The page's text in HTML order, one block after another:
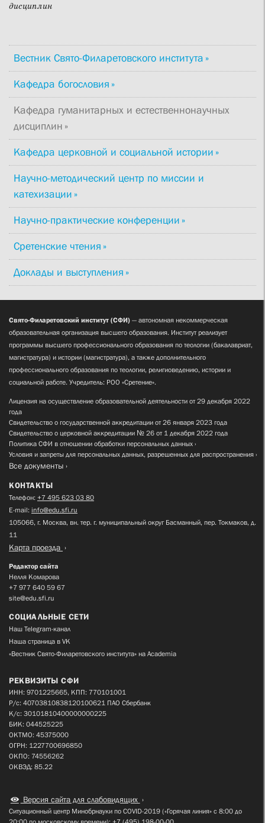
дисциплин
Вестник Свято-Филаретовского института
Кафедра богословия
Кафедра гуманитарных и естественнонаучных
дисциплин
Кафедра церковной и социальной истории
Научно-методический центр по миссии и
катехизации
Научно-практические конференции
Сретенские чтения
Доклады и выступления
Свято-Филаретовский институт (СФИ) — автономная некоммерческая
образовательная организация высшего образования. Институт реализует
программы высшего профессионального образования по теологии (бакалавриат,
магистратура) и истории (магистратура), а также дополнительного
профессионального образования по теологии, религиоведению, истории и
социальной работе. Учредитель: РОО «Сретение».
Лицензия на осуществление образовательной деятельности от 29 декабря 2022
года
Свидетельство о государственной аккредитации от 26 января 2023 года
Свидетельство о церковной аккредитации № 26 от 1 декабря 2022 года
Политика СФИ в отношении обработки персональных данных
Условия и запреты для персональных данных, разрешенных для распространения
Все документы
КОНТАКТЫ
Телефон: +7 495 623 03 80
E-mail: info@edu.sfi.ru
105066, г. Москва, вн. тер. г. муниципальный округ Басманный, пер. Токмаков, д.
11
Карта проезда
Редактор сайта
Нелля Комарова
+7 977 640 59 67
site@edu.sfi.ru
СОЦИАЛЬНЫЕ СЕТИ
Наш Telegram-канал
Наша страница в VK
«Вестник Свято-Филаретовского института» на Academia
РЕКВИЗИТЫ СФИ
ИНН: 9701225665, КПП: 770101001
Р/с: 40703810838120100621 ПАО Сбербанк
К/с: 30101810400000000225
БИК: 044525225
ОКТМО: 45375000
ОГРН: 1227700696850
ОКПО: 74556262
ОКВЭД: 85.22
Версия сайта для слабовидящих
Ситуационный центр Минобрнауки по COVID-2019 («Горячая линия» с 8:00 до